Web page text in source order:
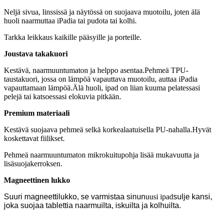
Neljä sivua, linssissä ja näytössä on suojaava muotoilu, joten älä
huoli naarmuttaa iPadia tai pudota tai kolhi.
Tarkka leikkaus kaikille pääsyille ja porteille.
Joustava takakuori
Kestävä, naarmuuntumaton ja helppo asentaa.Pehmeä TPU-
taustakuori, jossa on lämpöä vapauttava muotoilu, auttaa iPadia
vapauttamaan lämpöä.Älä huoli, ipad on liian kuuma pelatessasi
pelejä tai katsoessasi elokuvia pitkään.
Premium materiaali
Kestävä suojaava pehmeä selkä korkealaatuisella PU-nahalla.Hyvät
koskettavat fiilikset.
Pehmeä naarmuuntumaton mikrokuitupohja lisää mukavuutta ja
lisäsuojakerroksen.
Magneettinen lukko
Suuri magneettilukko, se varmistaa sinunuusi ipadsulje kansi,
joka suojaa tablettia naarmuilta, iskuilta ja kolhuilta.